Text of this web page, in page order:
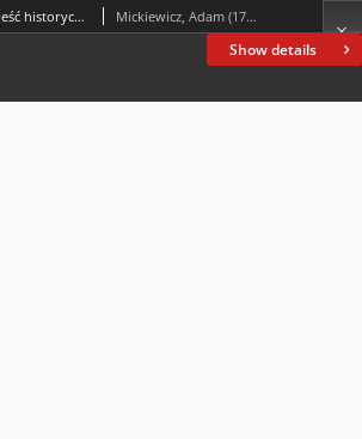
Show details
Konrad Wallenrod : powieść historyczna z dziejów litewskich i pruskich Mickiewicz, Adam (1798-1855)